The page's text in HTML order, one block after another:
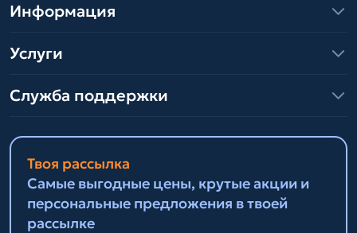
Информация
Услуги
Служба поддержки
Твоя рассылка
Самые выгодные цены, крутые акции и
персональные предложения в твоей
рассылке